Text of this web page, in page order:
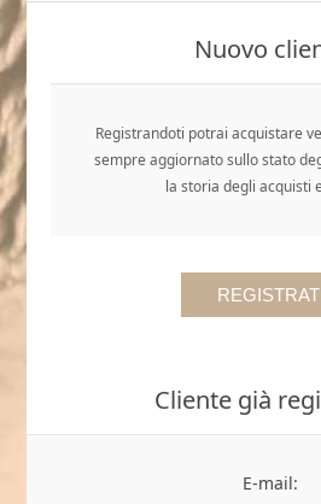
Nuovo
Registrandoti potrai acquistare
sempre aggiornato sullo stato
la storia degli acquisti
Cliente già
E-mail: